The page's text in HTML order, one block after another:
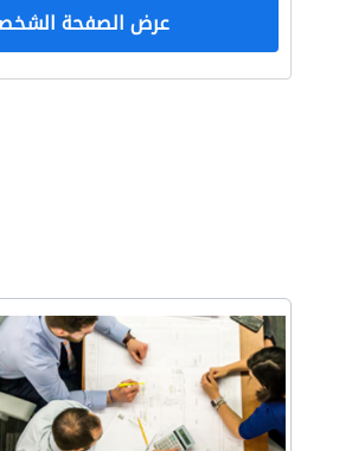
عرض الصفحة